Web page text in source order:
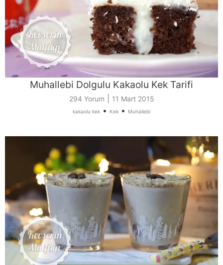
Muhallebi Dolgulu Kakaolu Kek Tarifi
294 Yorum 11 Mart 2015
kakaolu kek • Kek • Muhallebi